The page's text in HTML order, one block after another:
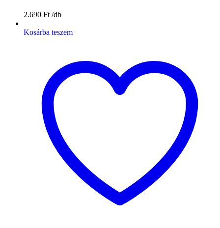
2.690 Ft
Kosárba teszem